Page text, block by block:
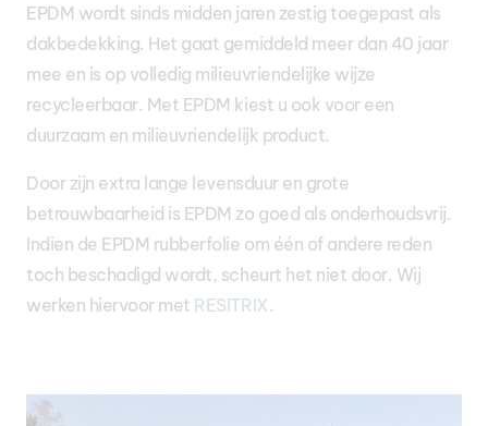
EPDM wordt sinds midden jaren zestig toegepast als
dakbedekking. Het gaat gemiddeld meer dan 40 jaar
mee en is op volledig milieuvriendelijke wijze
recycleerbaar. Met EPDM kiest u ook voor een
duurzaam en milieuvriendelijk product.
Door zijn extra lange levensduur en grote
betrouwbaarheid is EPDM zo goed als onderhoudsvrij.
Indien de EPDM rubberfolie om één of andere reden
toch beschadigd wordt, scheurt het niet door. Wij
werken hiervoor met RESITRIX.